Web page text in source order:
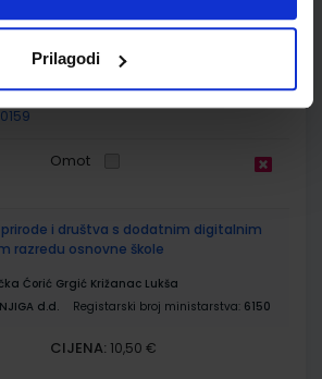
Prilagodi
CIJENA: 14,16 €
Omot
prirode i društva s dodatnim digitalnim
razredu osnovne škole
Ćorić Grgić Križanac Lukša
d.d. Registarski broj ministarstva: 6150
CIJENA: 10,50 €